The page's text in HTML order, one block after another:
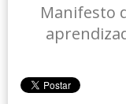
Manifesto